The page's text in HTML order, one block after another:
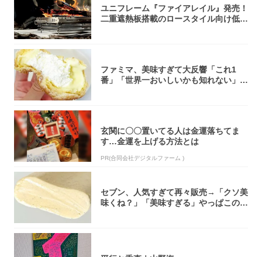
ユニフレーム『ファイアレイル』発売！
二重遮熱板搭載のロースタイル向け低型
ファミマ、美味すぎて大反響「これ1
番」「世界一おいしいかも知れない」
玄関に〇〇置いてる人は金運落ちてま
す…金運を上げる方法とは
PR(合同会社デジタルファーム )
セブン、人気すぎて再々販売→「クソ美
味くね？」「美味すぎる」やっぱこのク